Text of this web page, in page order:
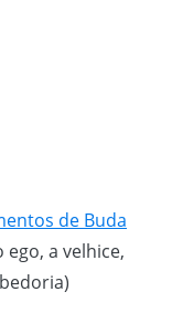
de Buda
a velhice,